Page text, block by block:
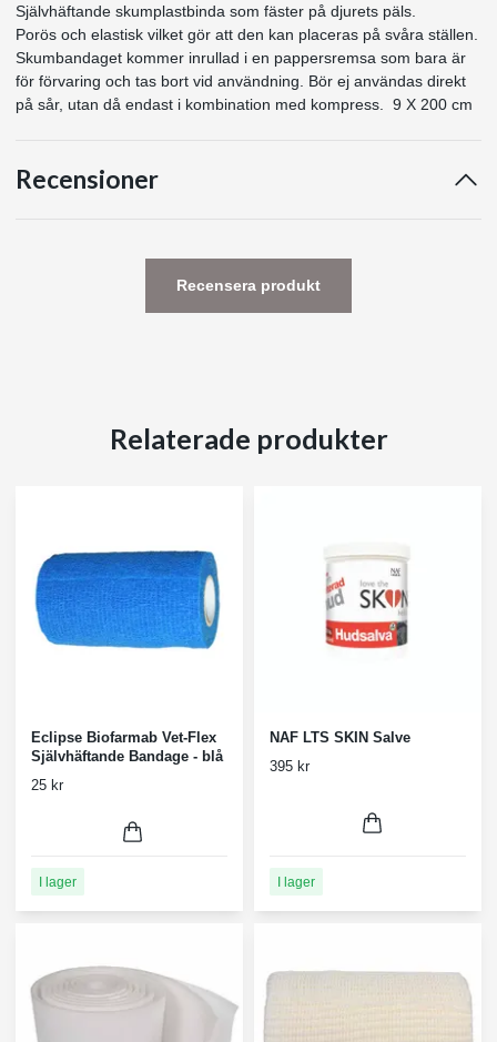
Självhäftande skumplastbinda som fäster på djurets päls.
Porös och elastisk vilket gör att den kan placeras på svåra ställen.
Skumbandaget kommer inrullad i en pappersremsa som bara är
för förvaring och tas bort vid användning. Bör ej användas direkt
på sår, utan då endast i kombination med kompress. 9 X 200 cm
Recensioner
Recensera produkt
Relaterade produkter
Eclipse Biofarmab Vet-Flex
Självhäftande Bandage - blå
25 kr
I lager
NAF LTS SKIN Salve
395 kr
I lager